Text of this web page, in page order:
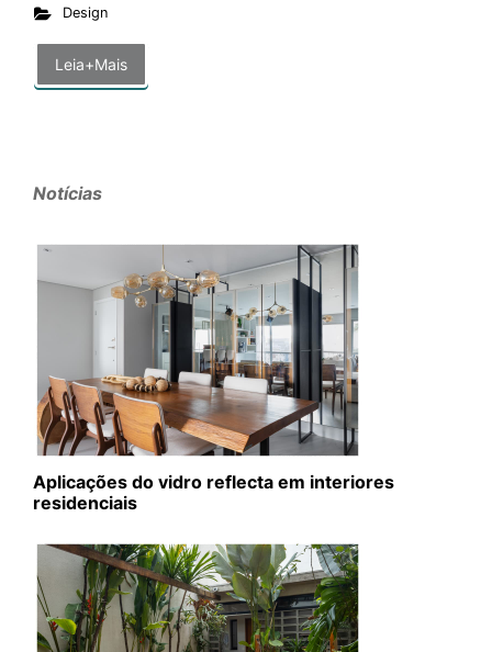
Design
Leia+Mais
Notícias
Aplicações do vidro reflecta em interiores
residenciais